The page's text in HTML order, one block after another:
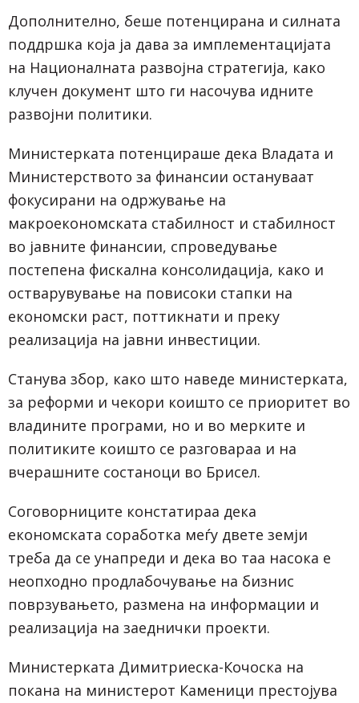
Дополнително, беше потенцирана и силната
поддршка која ја дава за имплементацијата
на Националната развојна стратегија, како
клучен документ што ги насочува идните
развојни политики.
Министерката потенцираше дека Владата и
Министерството за финансии остануваат
фокусирани на одржување на
макроекономската стабилност и стабилност
во јавните финансии, спроведување
постепена фискална консолидација, како и
остварувување на повисоки стапки на
економски раст, поттикнати и преку
реализација на јавни инвестиции.
Станува збор, како што наведе министерката,
за реформи и чекори коишто се приоритет во
владините програми, но и во мерките и
политиките коишто се разговараа и на
вчерашните состаноци во Брисел.
Соговорниците констатираа дека
економската соработка меѓу двете земји
треба да се унапреди и дека во таа насока е
неопходно продлабочување на бизнис
поврзувањето, размена на информации и
реализација на заеднички проекти.
Министерката Димитриеска-Кочоска на
покана на министерот Каменици престојува